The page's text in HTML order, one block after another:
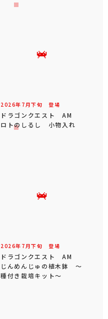
2026年 7 月下旬 登場
ドラゴンクエスト AM
ロトのしるし 小物入れ
2026年 7 月下旬 登場
ドラゴンクエスト AM
じんめんじゅの植木鉢 ～
種付き栽培キット～